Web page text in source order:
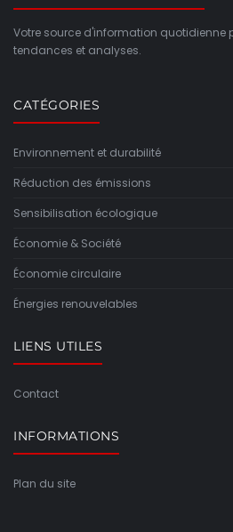
Votre source d'information quotidienne
tendances et analyses.
CATÉGORIES
Environnement et durabilité
Réduction des émissions
Sensibilisation écologique
Économie & Société
Économie circulaire
Énergies renouvelables
LIENS UTILES
Contact
INFORMATIONS
Plan du site